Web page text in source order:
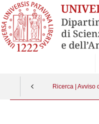
Ricerca | Avviso